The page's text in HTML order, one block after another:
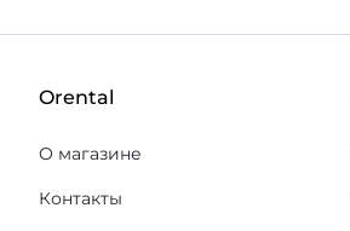
Orental
О магазине
Контакты